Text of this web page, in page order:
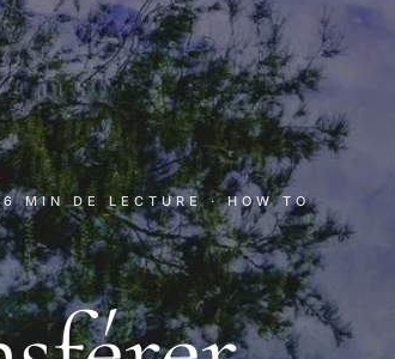
MIN DE LECTURE · HOW TO